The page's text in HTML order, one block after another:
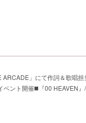
」にて作詞＆歌唱
ベント開催◼️『00 HEAVEN